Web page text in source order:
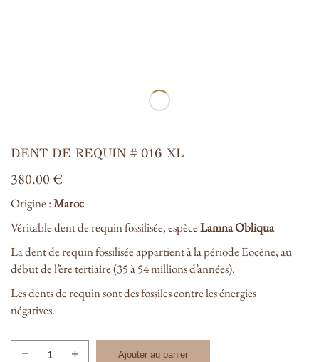
DENT DE REQUIN # 016 XL
380.00€
Origine :Maroc
Véritable dent de requin fossilisée, espèceLamna Obliqua
La dent de requin fossilisée appartient à la période Eocène, au
début de l’ère tertiaire (35 à 54 millions d’années).
Les dents de requin sont des fossiles contre les énergies
négatives.
quantité
Ajouter au panier